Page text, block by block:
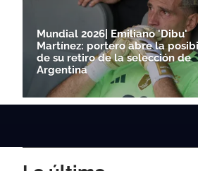
Mundial 2026| Emiliano 'Dibu'
Martínez: portero abre la
de su retiro de la selección de
Argentina